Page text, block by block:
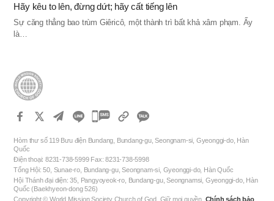
Hãy kêu to lên, đừng dứt; hãy cất tiếng lên
Sự căng thẳng bao trùm Giêricô, một thành trì bất khả xâm phạm. Ấy
là…
카
오
톡
공
Hòm thư số 119 Bưu điện Bundang, Bundang-gu, Seongnam-si, Gyeonggi-do, Hàn
Quốc
Điện thoại: 8231-738-5999 Fax: 8231-738-5998
Tổng Hội: 50, Sunae-ro, Bundang-gu, Seongnam-si, Gyeonggi-do, Hàn Quốc
Hội Thánh đại diện: 35, Pangyoyeok-ro, Bundang-gu, Seongnamsi, Gyeonggi-do, Hàn
Quốc (Baekhyeon-dong 526)
Copyright © World Mission Society Church of God. Giữ mọi quyền. Chính sách bảo